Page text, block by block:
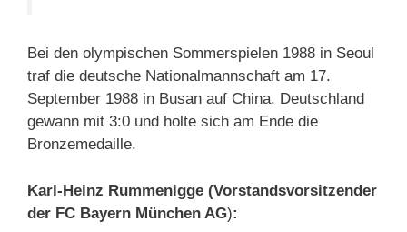
Bei den olympischen Sommerspielen 1988 in Seoul
traf die deutsche Nationalmannschaft am 17.
September 1988 in Busan auf China. Deutschland
gewann mit 3:0 und holte sich am Ende die
Bronzemedaille.
Karl-Heinz Rummenigge (Vorstandsvorsitzender
der FC Bayern München AG):